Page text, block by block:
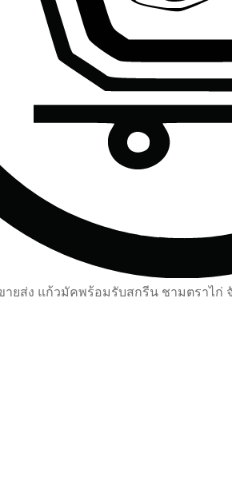
ายส่ง แก้วมัคพร้อมรับสกรีน ชามตราไก่